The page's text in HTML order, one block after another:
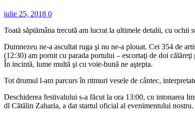
iulie 25, 2018 0
Toată săptămâna trecută am lucrat la ultimele detalii, cu
Dumnezeu ne-a ascultat ruga şi nu ne-a plouat. Cei 354 de
(12:30) am pornit cu parada portului – escortaţi de doi
În incintă, lume multă şi cu voie-bună ne aştepta.
Tot drumul l-am parcurs în ritmuri vesele de cântec,
Deschiderea festivalului s-a făcut la ora 13:00, cu intonarea
dl Cătălin Zaharia, a dat startul oficial al evenimentului nostru.